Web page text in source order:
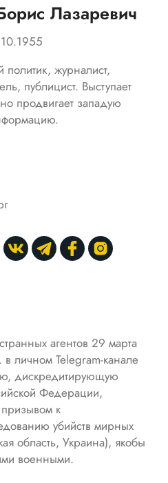
Лазаревич
журналист,
публицист. Выступает
продвигает западую
агентов 29 марта
личном Telegram-канале
дискредитирующую
Федерации,
к
убийств мирных
область, Украина), якобы
военными.